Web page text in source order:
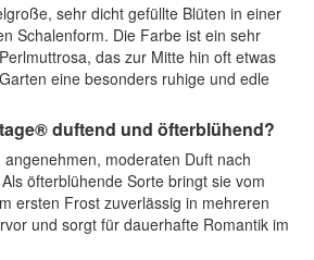
sehr dicht gefüllte Blüten in einer
Schalenform. Die Farbe ist ein sehr
das zur Mitte hin oft etwas
eine besonders ruhige und edle
duftend und öfterblühend?
moderaten Duft nach
öfterblühende Sorte bringt sie vom
ersten Frost zuverlässig in mehreren
und sorgt für dauerhafte Romantik im